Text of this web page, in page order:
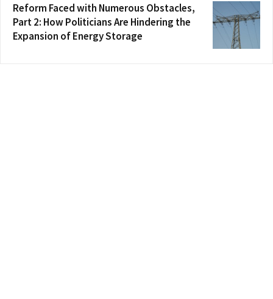
Reform Faced with Numerous Obstacles,
Part 2: How Politicians Are Hindering the
Expansion of Energy Storage